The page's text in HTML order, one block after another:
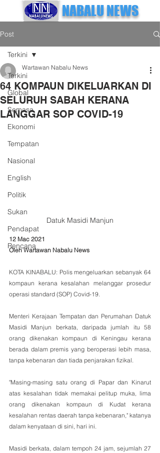
NABALU NEWS
Post
Terkini
Global
Semasa
Ekonomi
Tempatan
Nasional
English
Politik
Sukan
Pendapat
Rencana
Terkini
64 KOMPAUN DIKELUARKAN DI
SELURUH SABAH KERANA
LANGGAR SOP COVID-19
Wartawan Nabalu News
Datuk Masidi Manjun
12 Mac 2021
Oleh Wartawan Nabalu News
KOTA KINABALU: Polis mengeluarkan sebanyak 64
kompaun kerana kesalahan melanggar prosedur
operasi standard (SOP) Covid-19.
Menteri Kerajaan Tempatan dan Perumahan Datuk
Masidi Manjun berkata, daripada jumlah itu 58
orang dikenakan kompaun di Keningau kerana
berada dalam premis yang beroperasi lebih masa,
tanpa kebenaran dan tiada penjarakan fizikal.
"Masing-masing satu orang di Papar dan Kinarut
atas kesalahan tidak memakai pelitup muka, lima
orang dikenakan kompaun di Kudat kerana
kesalahan rentas daerah tanpa kebenaran," katanya
dalam kenyataan di sini, hari ini.
Masidi berkata, dalam tempoh 24 jam, sejumlah 27